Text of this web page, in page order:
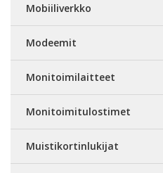
Mobiiliverkko
Modeemit
Monitoimilaitteet
Monitoimitulostimet
Muistikortinlukijat